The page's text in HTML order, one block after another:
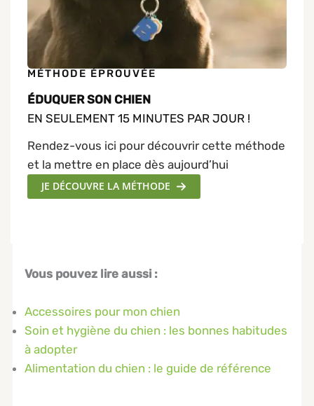
MÉTHODE ÉPROUVÉE
ÉDUQUER SON CHIEN
EN SEULEMENT 15 MINUTES PAR JOUR !
Rendez-vous ici pour découvrir cette méthode
et la mettre en place dès aujourd’hui
JE DÉCOUVRE LA MÉTHODE
Vous pouvez lire aussi :
Accessoires pour mon chien
Soin et hygiène du chien : les bonnes habitudes
à adopter
Alimentation du chien : le guide de référence